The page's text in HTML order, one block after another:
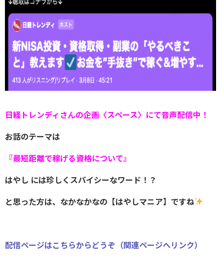
日経トレンディさんの企画〈スペース〉にて音声配信中！
お話のテーマは
『最短距離で稼げる資格について』
はやし には珍しくスパイシーなワード！？
と思った方は、なかなかなの【はやしマニア】ですね
配信ページはこちらからどうぞ（関連ページへリンク）